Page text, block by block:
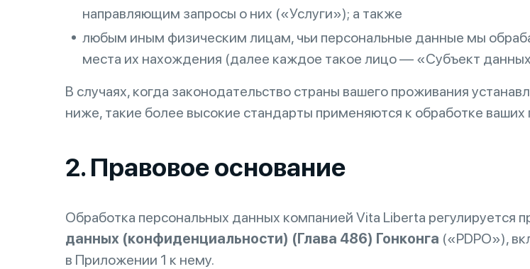
направляющим запросы о них («Услуги»); а также
любым иным физическим лицам, чьи персональные данные мы
места их нахождения (далее каждое такое лицо — «Субъект
В случаях, когда законодательство страны вашего проживания
ниже, такие более высокие стандарты применяются к обработке
2. Правовое основание
Обработка персональных данных компанией Vita Liberta регулируется
данных (конфиденциальности) (Глава 486) Гонконга («PDPO»),
в Приложении 1 к нему.